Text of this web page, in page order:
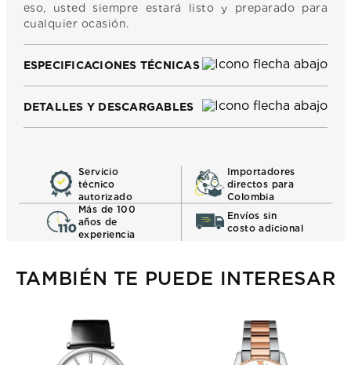
eso, usted siempre estará listo y preparado para
cualquier ocasión.
ESPECIFICACIONES TÉCNICAS
DETALLES Y DESCARGABLES
Servicio
técnico
autorizado
Importadores
directos para
Colombia
Más de 100
años de
experiencia
Envíos sin
costo adicional
TAMBIÉN TE PUEDE INTERESAR